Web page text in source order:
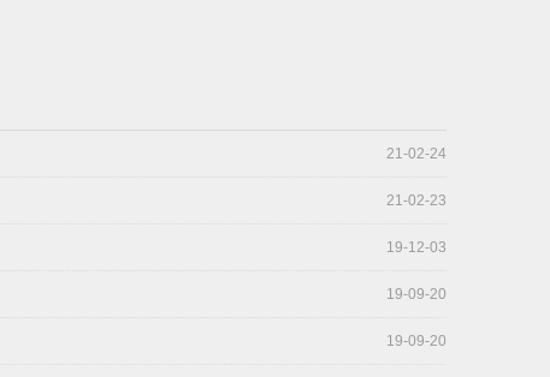
21-02-24
21-02-23
19-12-03
19-09-20
19-09-20